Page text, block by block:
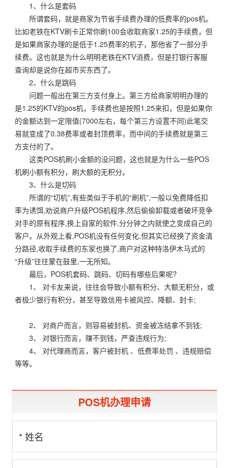
1、什么是套码
所谓套码，就是商家为节省手续费办理的低费率的pos机。
比如老铁在KTV刷卡正常你刷100会收取商家1.25的手续费，但
是如果商家办理的是低于1.25费率的机子，那他省了一部分手
续费。这也就是为什么明明老铁在KTV消费，但是打银行客服
查询却是说你在超市买东西了。
2、什么是跳码
问题一般出在第三方支付身上。第三方给商家明明办理的
是1.25的KTV的pos机，手续费也是按照1.25来扣，但是如果你
的金额达到一定限值(7000左右，每个第三方设置不同)此笔交
易就变成了0.38费率或者封顶费率，而中间的手续费就是第三
方支付的了。
这类POS机刷小金额的没问题，这也就是为什么一些POS
机刷小额有积分，刷大额的无积分。
3、什么是切码
所谓的“切机”,有些类似于手机的“刷机”,一般以免费降低扣
率为诱饵,劝说商户升级POS机程序,然后偷偷卸载或者破坏竞争
对手的原有程序,换上自家的软件,分分钟之内就使之变成自己的
客户。从外观上看,POS机没有任何变化,但其实已经换了资金清
分路径,收取手续费的东家也换了,商户对这种特洛伊木马式的
“升级”往往蒙在鼓里,一无所知。
最后，POS机套码、跳码、切码有哪些后果呢?
1、 对卡友来说，往往会导致小额有积分、大额无积分，或
者极少银行有积分，甚至导致信用卡被风控、降额、封卡;
2、 对商户而言，则容易被封机、资金被冻结拿不到钱;
3、 对银行而言，赚不到钱，严查违规行为;
4、 对代理商而言，客户被封机 、低费率处罚 、违规赔偿
等等。
POS机办理申请
* 姓名